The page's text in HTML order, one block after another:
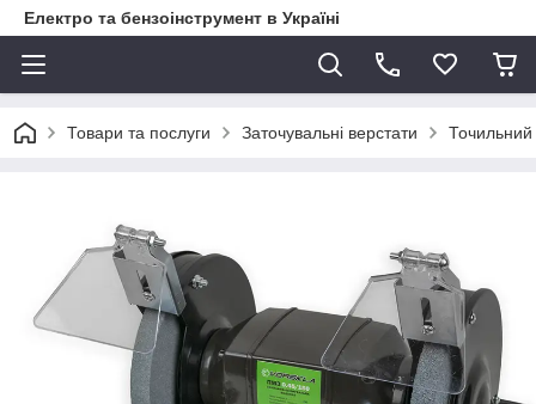
Електро та бензоінструмент в Україні
Товари та послуги Заточувальні верстати